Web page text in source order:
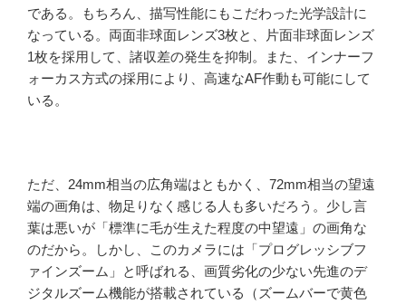
である。もちろん、描写性能にもこだわった光学設計に
なっている。両面非球面レンズ3枚と、片面非球面レンズ
1枚を採用して、諸収差の発生を抑制。また、インナーフ
ォーカス方式の採用により、高速なAF作動も可能にして
いる。
ただ、24mm相当の広角端はともかく、72mm相当の望遠
端の画角は、物足りなく感じる人も多いだろう。少し言
葉は悪いが「標準に毛が生えた程度の中望遠」の画角な
のだから。しかし、このカメラには「プログレッシブフ
ァインズーム」と呼ばれる、画質劣化の少ない先進のデ
ジタルズーム機能が搭載されている（ズームバーで黄色